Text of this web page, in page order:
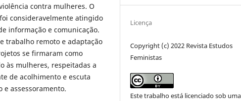
contra mulheres. O
consideravelmente atingido
informação e comunicação.
trabalho remoto e adaptação
se firmaram como
às mulheres, respeitadas a
de acolhimento e escuta
assessoramento.
Licença
Copyright (c) 2022 Revista Estudos
Feministas
Este trabalho está licenciado sob uma